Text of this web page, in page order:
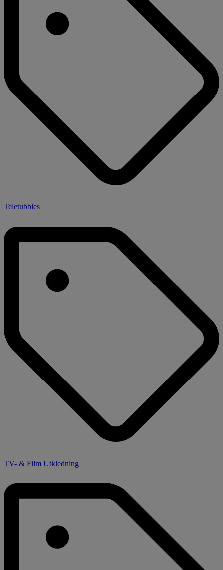
Teletubbies
TV- & Film Utkledning